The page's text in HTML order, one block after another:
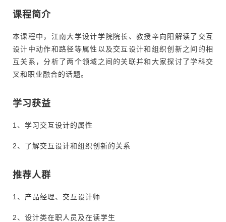
课程简介
本课程中，江南大学设计学院院长、教授辛向阳解读了交互
设计中动作和路径等属性以及交互设计和组织创新之间的相
互关系，分析了两个领域之间的关联并和大家探讨了学科交
叉和职业融合的话题。
学习获益
1、学习交互设计的属性
2、了解交互设计和组织创新的关系
推荐人群
1、产品经理、交互设计师
2、设计类在职人员及在读学生